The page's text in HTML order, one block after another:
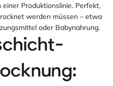
Produktionslinie. Perfekt,
werden müssen – etwa
oder Babynahrung.